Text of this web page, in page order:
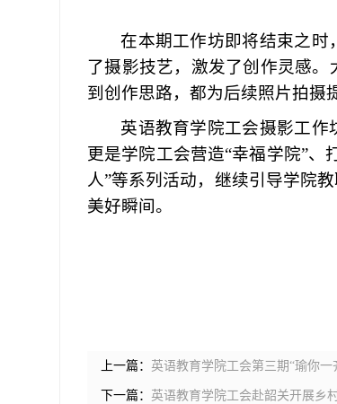
在本期工作坊即将结束之时
了摄影技艺，激发了创作灵感。
到创作思路，都为后续照片拍摄
英语教育学院工会摄影工作
更是学院工会营造“幸福学院”、
人”等系列活动，继续引导学院
美好瞬间。
上一篇： 英语教育学院工会第三期“瑜你一
下一篇： 英语教育学院工会赴韶关开展乡